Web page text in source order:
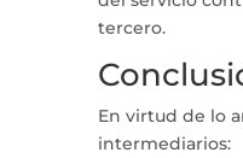
tercero.
En virtud de lo
intermediarios: